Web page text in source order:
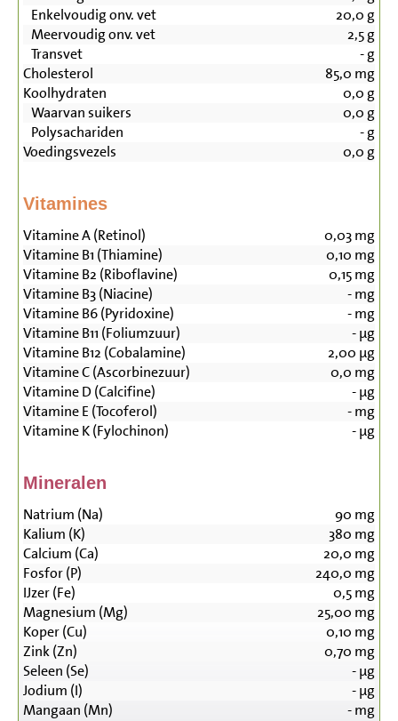
Enkelvoudig onv. vet
20,0 g
Meervoudig onv. vet
2,5g
Transvet
-g
Cholesterol
85,0 mg
Koolhydraten
0,0 g
Waarvan suikers
0,0 g
Polysachariden
-g
Voedingsvezels
0,0 g
Vitamines
Vitamine A (Retinol) 0,03mg
Vitamine B1 (Thiamine)
0,10 mg
Vitamine B2 (Riboflavine)
0,15mg
Vitamine B3 (Niacine)
-mg
Vitamine B6 (Pyridoxine)
-mg
Vitamine B11 (Foliumzuur)
-µg
Vitamine B12 (Cobalamine)
2,00 µg
Vitamine C (Ascorbinezuur)
0,0 mg
Vitamine D (Calcifine)
-µg
Vitamine E (Tocoferol)
-mg
Vitamine K (Fylochinon)
-µg
Mineralen
Natrium (Na) 90 mg
Kalium (K)
380 mg
Calcium (Ca)
20,0 mg
Fosfor (P)
240,0 mg
IJzer (Fe)
0,5mg
Magnesium (Mg)
25,00 mg
Koper (Cu)
0,10 mg
Zink (Zn)
0,70 mg
Seleen (Se)
-µg
Jodium (I)
-µg
Mangaan (Mn)
-mg